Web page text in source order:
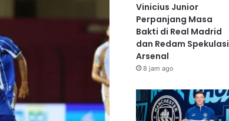
Vinicius Junior
Perpanjang Masa
Bakti di Real Madrid
dan Redam Spekulasi
Arsenal
8 jam ago